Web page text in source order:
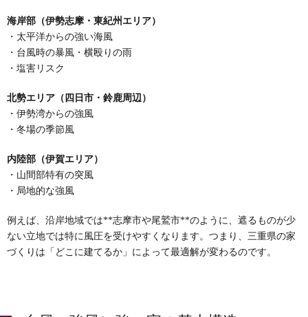
海岸部（伊勢志摩・東紀州エリア）
・太平洋からの強い海風
・台風時の暴風・横殴りの雨
・塩害リスク
北勢エリア（四日市・鈴鹿周辺）
・伊勢湾からの強風
・冬場の季節風
内陸部（伊賀エリア）
・山間部特有の突風
・局地的な強風
例えば、沿岸地域では**志摩市や尾鷲市**のように、遮るものが少
ない立地では特に風圧を受けやすくなります。つまり、三重県の家
づくりは「どこに建てるか」によって最適解が変わるのです。